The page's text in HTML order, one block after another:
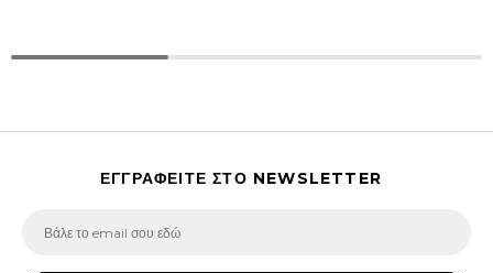
ΕΓΓΡΑΦΕΙΤΕ ΣΤΟ NEWSLETTER